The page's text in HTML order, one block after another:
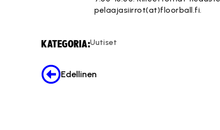
pelaajasiirrot(at)floorball.fi.
KATEGORIA:Uutiset
Edellinen